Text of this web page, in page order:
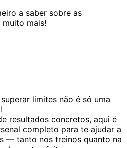
a saber sobre as
mais!
superar limites não é só uma
resultados concretos, aqui é
completo para te ajudar a
— tanto nos treinos quanto na